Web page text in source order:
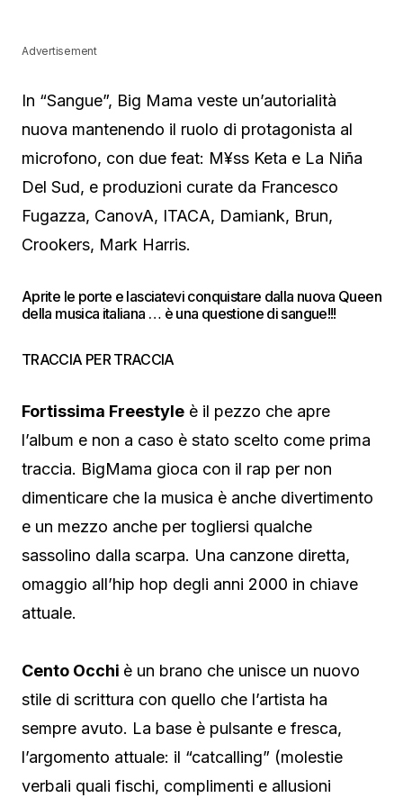
Advertisement
In “Sangue”, Big Mama veste un’autorialità
nuova mantenendo il ruolo di protagonista al
microfono, con due feat: M¥ss Keta e La Niña
Del Sud, e produzioni curate da Francesco
Fugazza, CanovA, ITACA, Damiank, Brun,
Crookers, Mark Harris.
Aprite le porte e lasciatevi conquistare dalla nuova Queen
della musica italiana … è una questione di sangue!!!
TRACCIA PER TRACCIA
Fortissima Freestyle è il pezzo che apre
l’album e non a caso è stato scelto come prima
traccia. BigMama gioca con il rap per non
dimenticare che la musica è anche divertimento
e un mezzo anche per togliersi qualche
sassolino dalla scarpa. Una canzone diretta,
omaggio all’hip hop degli anni 2000 in chiave
attuale.
Cento Occhi è un brano che unisce un nuovo
stile di scrittura con quello che l’artista ha
sempre avuto. La base è pulsante e fresca,
l’argomento attuale: il “catcalling” (molestie
verbali quali fischi, complimenti e allusioni